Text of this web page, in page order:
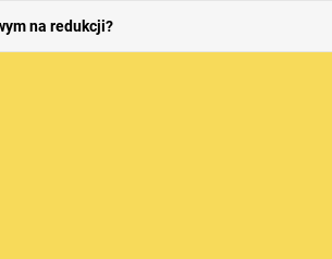
wpływa na ciśnienie krwi?
sportach wytrzymałościowych?
na redukcji?